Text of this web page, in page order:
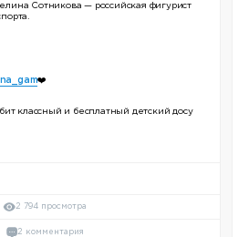
Сотникова — российская фигурист
❤️
классный и бесплатный детский досу
2 794 просмотра
2 комментария